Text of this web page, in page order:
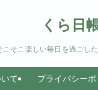
くら日
こそこ楽しい毎日を過ごし
て プライバシーポ